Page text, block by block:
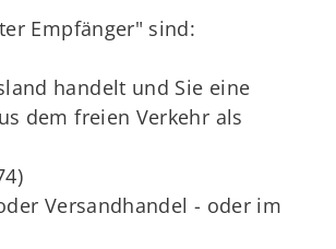
Empfänger" sind:
handelt und Sie eine
dem freien Verkehr als
Versandhandel - oder im